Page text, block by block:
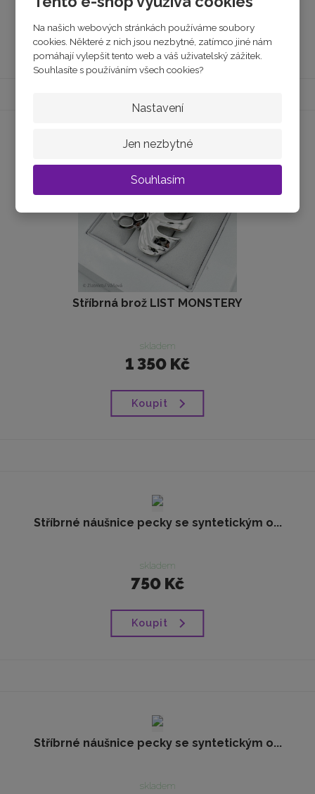
Na našich webových stránkách používáme soubory
cookies. Některé z nich jsou nezbytné, zatímco jiné nám
pomáhají vylepšit tento web a váš uživatelský zážitek.
Souhlasíte s používáním všech cookies?
Nastavení
Jen nezbytné
Souhlasím
Koupit
Stříbrná brož LIST MONSTERY
skladem
1 350 Kč
Koupit
Stříbrné náušnice pecky se syntetickým o...
skladem
750 Kč
Koupit
Stříbrné náušnice pecky se syntetickým o...
skladem